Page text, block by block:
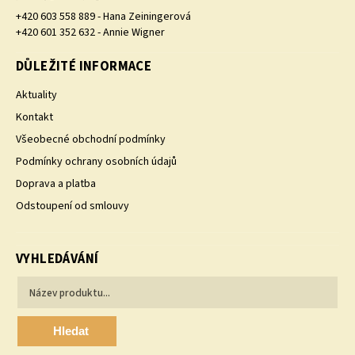
+420 603 558 889 - Hana Zeiningerová
+420 601 352 632 - Annie Wigner
DŮLEŽITÉ INFORMACE
Aktuality
Kontakt
Všeobecné obchodní podmínky
Podmínky ochrany osobních údajů
Doprava a platba
Odstoupení od smlouvy
VYHLEDÁVÁNÍ
Hledat